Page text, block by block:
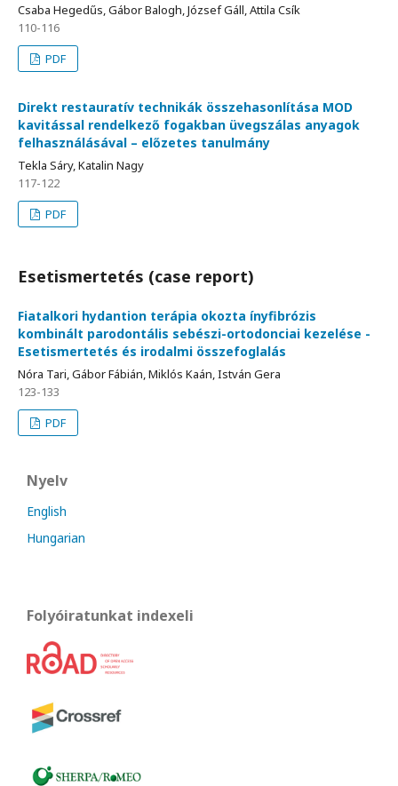
Csaba Hegedűs, Gábor Balogh, József Gáll, Attila Csík
110-116
PDF
Direkt restauratív technikák összehasonlítása MOD
kavitással rendelkező fogakban üvegszálas anyagok
felhasználásával – előzetes tanulmány
Tekla Sáry, Katalin Nagy
117-122
PDF
Esetismertetés (case report)
Fiatalkori hydantion terápia okozta ínyfibrózis
kombinált parodontális sebészi-ortodonciai kezelése -
Esetismertetés és irodalmi összefoglalás
Nóra Tari, Gábor Fábián, Miklós Kaán, István Gera
123-133
PDF
Nyelv
English
Hungarian
Folyóiratunkat indexeli